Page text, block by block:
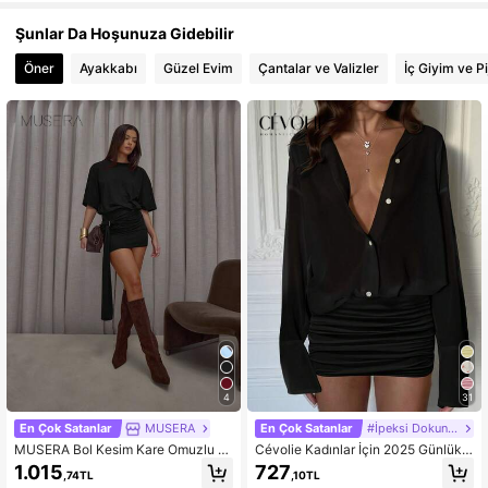
Şunlar Da Hoşunuza Gidebilir
Öner Ayakkabı Güzel Evim Çantalar ve Valizler İç Giyim ve
4
En Çok Satanlar MUSERA
MUSERA Bol Kesim Kare Omuzlu V
ücuda Oturan Dökümlü Halka Deta
ylı Tişört Elbise Sokak Giyim Şık Gü
1.015,74TL
31
En Çok Satanlar #İpeksi Dokunuşlu Gömlek
Cévolie Kadınlar İçin 2025 Günlük
Düz Renk Uzun Kollu Dar Mini Elbis
e
727,10TL